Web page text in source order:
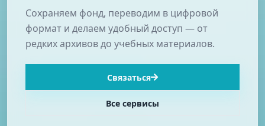
Сохраняем фонд, переводим в цифровой
формат и делаем удобный доступ — от
редких архивов до учебных материалов.
Связаться
Все сервисы